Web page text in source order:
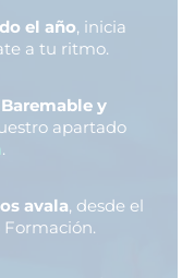
el año, inicia
a tu ritmo.
Baremable y
apartado
.
avala, desde el